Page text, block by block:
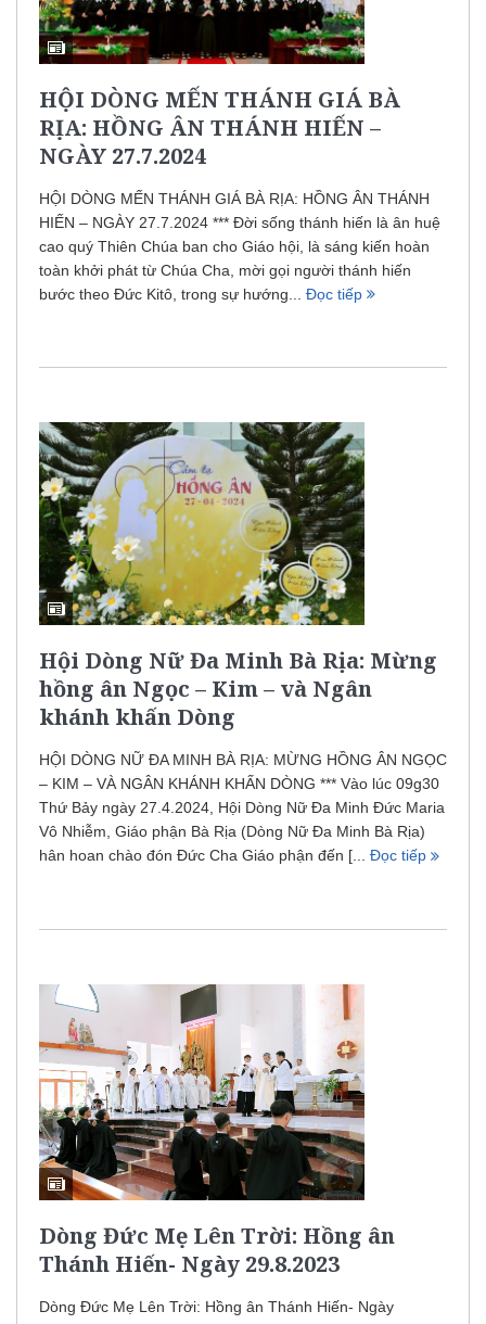
HỘI DÒNG MẾN THÁNH GIÁ BÀ
RỊA: HỒNG ÂN THÁNH HIẾN –
NGÀY 27.7.2024
HỘI DÒNG MẾN THÁNH GIÁ BÀ RỊA: HỒNG ÂN THÁNH
HIẾN – NGÀY 27.7.2024 *** Đời sống thánh hiến là ân huệ
cao quý Thiên Chúa ban cho Giáo hội, là sáng kiến hoàn
toàn khởi phát từ Chúa Cha, mời gọi người thánh hiến
bước theo Đức Kitô, trong sự hướng... Đọc tiếp
Hội Dòng Nữ Đa Minh Bà Rịa: Mừng
hồng ân Ngọc – Kim – và Ngân
khánh khấn Dòng
HỘI DÒNG NỮ ĐA MINH BÀ RỊA: MỪNG HỒNG ÂN NGỌC
– KIM – VÀ NGÂN KHÁNH KHẤN DÒNG *** Vào lúc 09g30
Thứ Bảy ngày 27.4.2024, Hội Dòng Nữ Đa Minh Đức Maria
Vô Nhiễm, Giáo phận Bà Rịa (Dòng Nữ Đa Minh Bà Rịa)
hân hoan chào đón Đức Cha Giáo phận đến [... Đọc tiếp
Dòng Đức Mẹ Lên Trời: Hồng ân
Thánh Hiến- Ngày 29.8.2023
Dòng Đức Mẹ Lên Trời: Hồng ân Thánh Hiến- Ngày